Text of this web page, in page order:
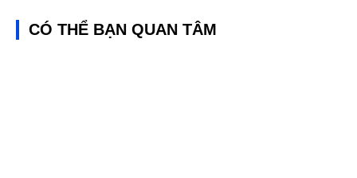
CÓ THỂ BẠN QUAN TÂM